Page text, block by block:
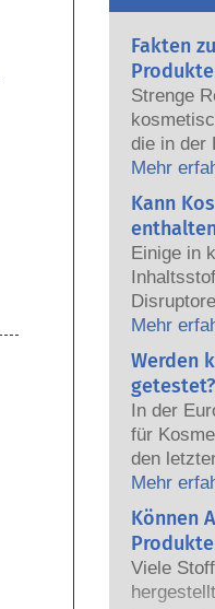
Fakten
Strenge
die in der
sicher für
Die
Mehr
Kann
Einige in
haben,
Hormone
das
heißt das
auch
sehr
zumeist
jemals
Produkte
Mehr
Werden
In der
für
den
dem
von
Mehr
Können
Viele